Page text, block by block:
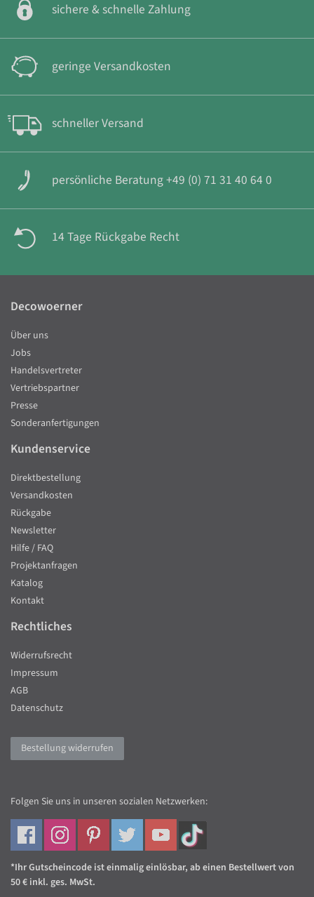
sichere & schnelle Zahlung
geringe Versandkosten
schneller Versand
persönliche Beratung +49 (0) 71 31 40 64 0
14 Tage Rückgabe Recht
Decowoerner
Über uns
Jobs
Handelsvertreter
Vertriebspartner
Presse
Sonderanfertigungen
Kundenservice
Direktbestellung
Versandkosten
Rückgabe
Newsletter
Hilfe / FAQ
Projektanfragen
Katalog
Kontakt
Rechtliches
Widerrufsrecht
Impressum
AGB
Datenschutz
Bestellung widerrufen
Folgen Sie uns in unseren sozialen Netzwerken:
*Ihr Gutscheincode ist einmalig einlösbar, ab einen Bestellwert von
50 € inkl. ges. MwSt.